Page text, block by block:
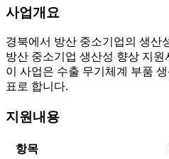
사업개요
경북에서 방산 중소기업의 생산
방산 중소기업 생산성 향상 지
이 사업은 수출 무기체계 부품
표로 합니다.
지원내용
항목